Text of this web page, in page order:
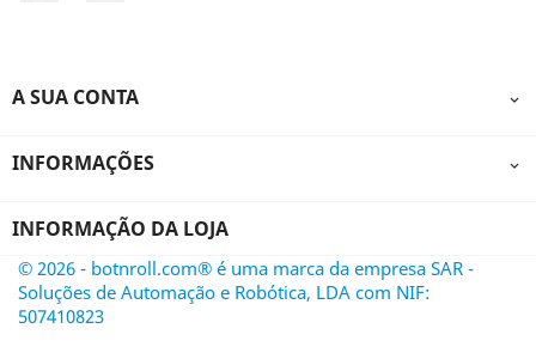
A SUA CONTA 
INFORMAÇÕES 
INFORMAÇÃO DA LOJA
© 2026 - botnroll.com® é uma marca da empresa SAR -
Soluções de Automação e Robótica, LDA com NIF:
507410823